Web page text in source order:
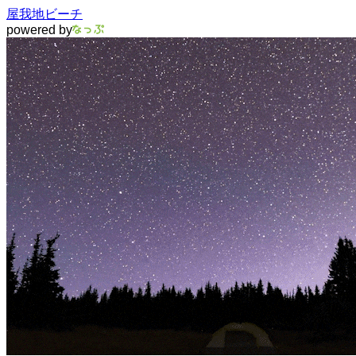
屋我地ビーチ
powered by